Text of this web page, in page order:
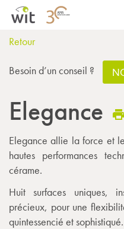
Retour
Besoin d’un conseil ?
Elegance
Elegance allie la force et
hautes performances
cérame.
Huit surfaces uniques,
précieux, pour une
quintessencié et sophistiqué.